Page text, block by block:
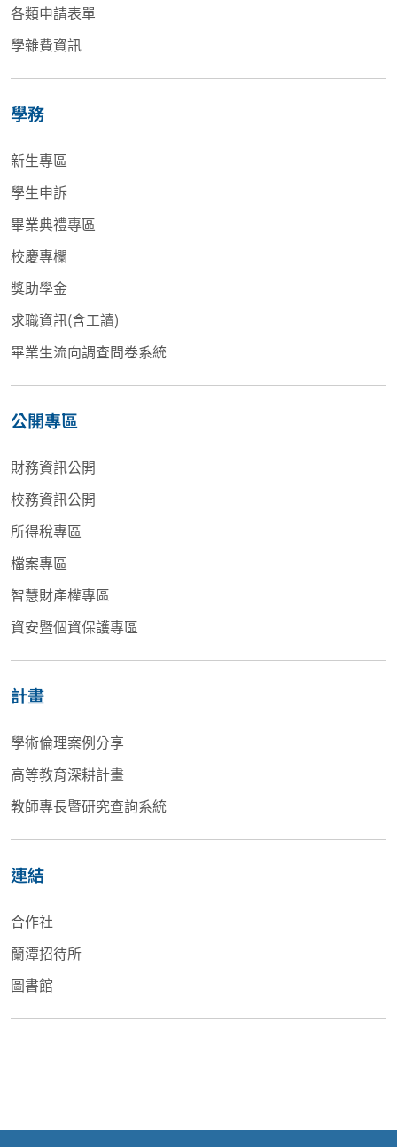
各類申請表單
學雜費資訊
學務
新生專區
學生申訴
畢業典禮專區
校慶專欄
獎助學金
求職資訊(含工讀)
畢業生流向調查問卷系統
公開專區
財務資訊公開
校務資訊公開
所得稅專區
檔案專區
智慧財產權專區
資安暨個資保護專區
計畫
學術倫理案例分享
高等教育深耕計畫
教師專長暨研究查詢系統
連結
合作社
蘭潭招待所
圖書館